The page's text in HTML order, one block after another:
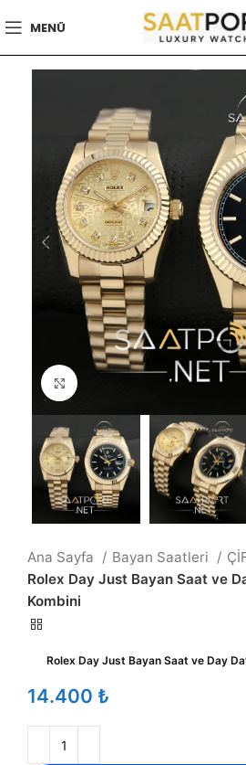
MENÜ
Büyütmek için tıklayın
Ana Sayfa Bayan Saatleri
Rolex Day Just Bayan Saat ve
Kombini
Rolex Day Just Bayan Saat ve Day
₺